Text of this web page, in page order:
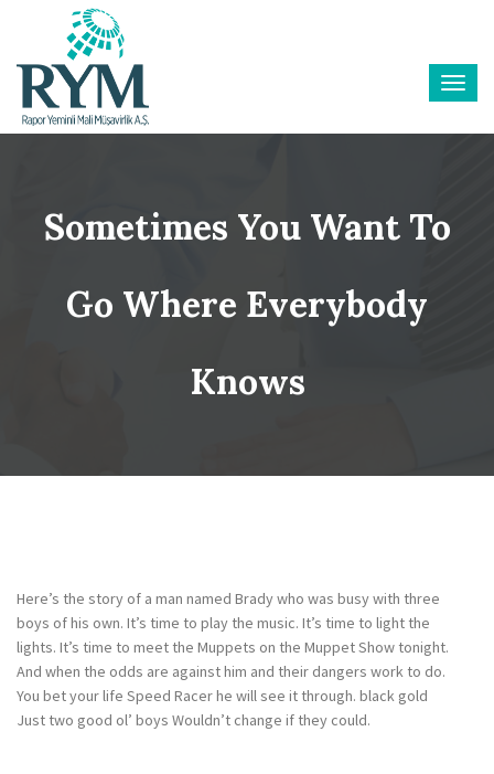
Sometimes You Want To
Go Where Everybody
Knows
May
Here’s the story of a man named Brady who was busy with three
boys of his own. It’s time to play the music. It’s time to light the
lights. It’s time to meet the Muppets on the Muppet Show tonight.
And when the odds are against him and their dangers work to do.
You bet your life Speed Racer he will see it through. black gold
Just two good ol’ boys Wouldn’t change if they could.